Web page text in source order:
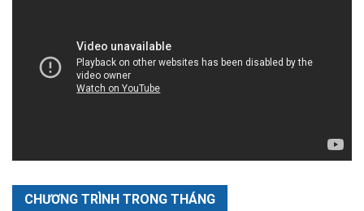
CHƯƠNG TRÌNH TRONG THÁNG